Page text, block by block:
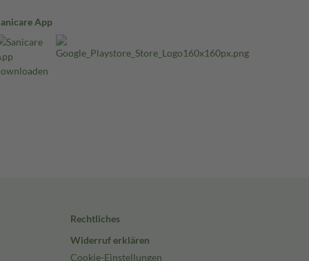
App
Rechtliches
Widerruf erklären
Cookie-Einstellungen